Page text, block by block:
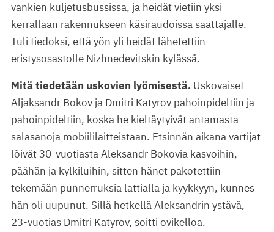
vankien kuljetusbussissa, ja heidät vietiin yksi
kerrallaan rakennukseen käsiraudoissa saattajalle.
Tuli tiedoksi, että yön yli heidät lähetettiin
eristysosastolle Nizhnedevitskin kylässä.
Mitä tiedetään uskovien lyömisestä. Uskovaiset
Aljaksandr Bokov ja Dmitri Katyrov pahoinpideltiin ja
pahoinpideltiin, koska he kieltäytyivät antamasta
salasanoja mobiililaitteistaan. Etsinnän aikana vartijat
löivät 30-vuotiasta Aleksandr Bokovia kasvoihin,
päähän ja kylkiluihin, sitten hänet pakotettiin
tekemään punnerruksia lattialla ja kyykkyyn, kunnes
hän oli uupunut. Sillä hetkellä Aleksandrin ystävä,
23-vuotias Dmitri Katyrov, soitti ovikelloa.